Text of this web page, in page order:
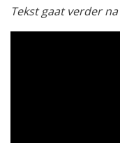
Tekst gaat verder